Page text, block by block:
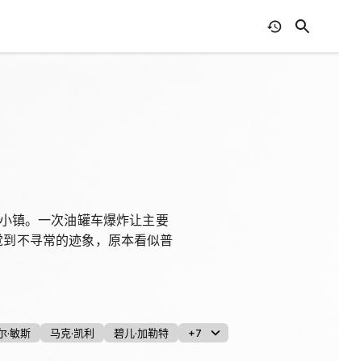
镇。一次油罐车爆炸让主要
不寻常的迹象，原本看似普
·敏斯 马克·凯利 碧儿·加勒特 +7